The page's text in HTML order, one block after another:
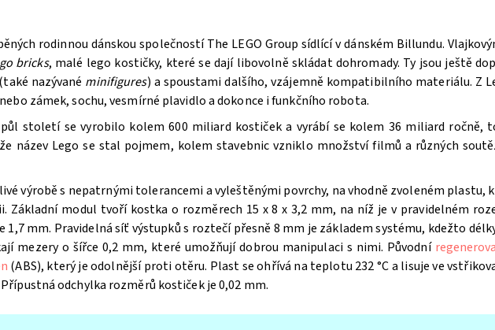
rodinnou dánskou společností The LEGO Group sídlící v dánském Billundu.
bricks, malé lego kostičky, které se dají libovolně skládat dohromady. Ty jsou ještě
nazývané minifigures) a spoustami dalšího, vzájemně kompatibilního materiálu. Z
zámek, sochu, vesmírné plavidlo a dokonce i funkčního robota.
století se vyrobilo kolem 600 miliard kostiček a vyrábí se kolem 36 miliard ročně,
název Lego se stal pojmem, kolem stavebnic vzniklo množství filmů a různých
výrobě s nepatrnými tolerancemi a vyleštěnými povrchy, na vhodně zvoleném plastu,
Základní modul tvoří kostka o rozměrech 15 x 8 x 3,2 mm, na níž je v pravidelném
1,7 mm. Pravidelná síť výstupků s roztečí přesně 8 mm je základem systému, kdežto
mezery o šířce 0,2 mm, které umožňují dobrou manipulaci s nimi. Původní
(ABS), který je odolnější proti otěru. Plast se ohřívá na teplotu 232 °C a lisuje ve
odchylka rozměrů kostiček je 0,02 mm.